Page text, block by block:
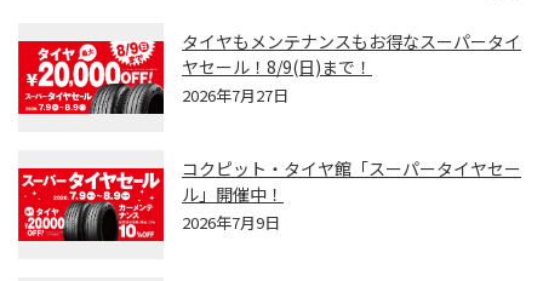
タイヤもメンテナンスもお得なスーパータイ
ヤセール！8/9(日)まで！
2026年7月27日
コクピット・タイヤ館「スーパータイヤセー
ル」開催中！
2026年7月9日